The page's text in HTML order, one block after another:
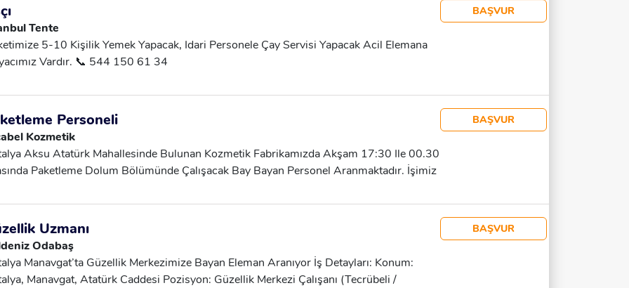
Tente
5-10 Kişilik Yemek Yapacak, Idari Personele Çay Servisi Yapacak Acil Elemana
Vardır. 📞 544 150 61 34
BAŞVUR
Personeli
Kozmetik
Aksu Atatürk Mahallesinde Bulunan Kozmetik Fabrikamızda Akşam 17:30 Ile 00.30
Paketleme Dolum Bölümünde Çalışacak Bay Bayan Personel Aranmaktadır. İşimiz
Yaş Aralığı 18 Ile 45 Yaş Arası Çalışma Arkadaşları Arıyoruz. Mesai Saatinde 15
2 Adet Mola Ve 45 Dk Yemek Molası Vardır. Servis Güzergahı Kepez Belediye
Kizilrarik Caddesi Hal Kavşağı Ve Altınova Dan Geçmektedir Bu Güzergaha Uygun
Olanların Araması Sağlıkli Olur, Ayrıca Antalya Aksu Yakın Olanların Da Başvurması
24.000 Maaş+ SSK+ Yemek+ Servis
BAŞVUR
Uzmanı
Odabaş
Manavgat’ta Güzellik Merkezimize Bayan Eleman Aranıyor İş Detayları: Konum:
Manavgat, Atatürk Caddesi Pozisyon: Güzellik Merkezi Çalışanı (Tecrübeli /
BAŞVUR